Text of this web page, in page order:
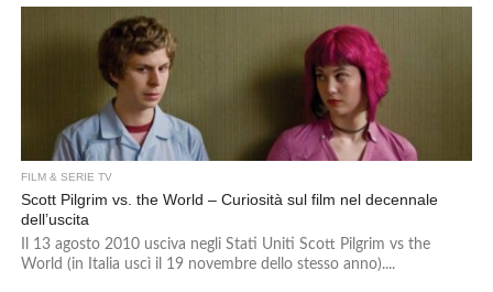
FILM & SERIE TV
Scott Pilgrim vs. the World – Curiosità sul film nel decennale
dell’uscita
Il 13 agosto 2010 usciva negli Stati Uniti Scott Pilgrim vs the
World (in Italia uscì il 19 novembre dello stesso anno)....